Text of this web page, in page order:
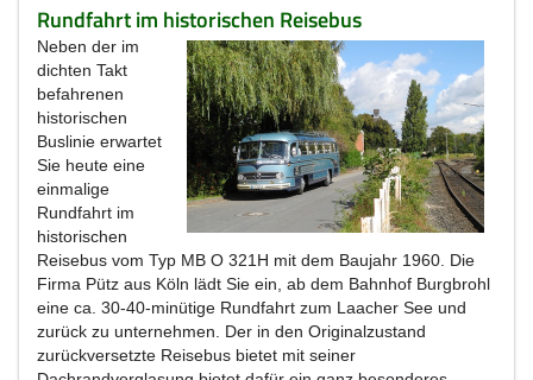
Rundfahrt im historischen Reisebus
Neben der im
dichten Takt
befahrenen
historischen
Buslinie erwartet
Sie heute eine
einmalige
Rundfahrt im
historischen
Reisebus vom Typ MB O 321H mit dem Baujahr 1960. Die
Firma Pütz aus Köln lädt Sie ein, ab dem Bahnhof Burgbrohl
eine ca. 30-40-minütige Rundfahrt zum Laacher See und
zurück zu unternehmen. Der in den Originalzustand
zurückversetzte Reisebus bietet mit seiner